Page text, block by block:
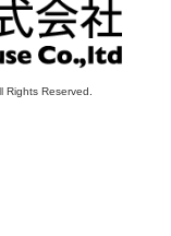
Rights Reserved.